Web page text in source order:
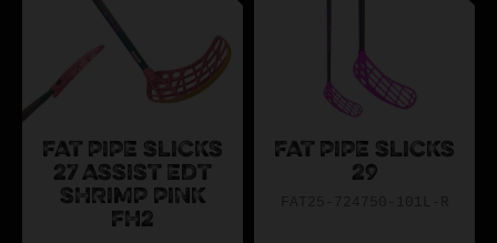
FAT PIPE SLICKS
27 ASSIST EDT
SHRIMP PINK
FH2
FAT PIPE SLICKS
29